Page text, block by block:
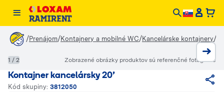
/Prenájom/Kontajnery a mobilné WC/Kancelárske kontajnery/
Kontajner kancelársky 20'
Kód skupiny: 3812050
1 / 2 Zobrazené obrázky produktov sú referenčné fotografie